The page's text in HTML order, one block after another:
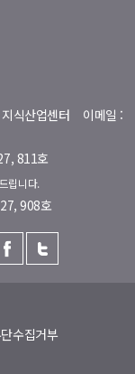
식산업센터 이메일 :
811호
립니다.
908호
수집거부